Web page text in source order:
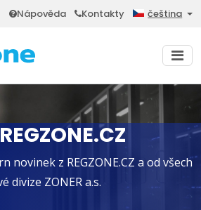
Nápověda Kontakty čeština
novinek z REGZONE.CZ a od všech
ZONER a.s.